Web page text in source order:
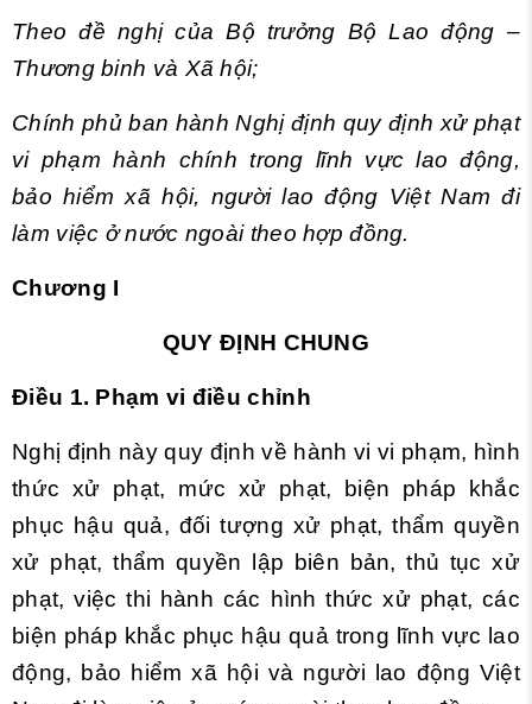
Theo đề nghị của Bộ trưởng Bộ Lao động –
Thương binh và Xã hội;
Chính phủ ban hành Nghị định quy định xử phạt
vi phạm hành chính trong lĩnh vực lao động,
bảo hiểm xã hội, người lao động Việt Nam đi
làm việc ở nước ngoài theo hợp đồng.
Chương I
QUY ĐỊNH CHUNG
Điều 1. Phạm vi điều chỉnh
Nghị định này quy định về hành vi vi phạm, hình
thức xử phạt, mức xử phạt, biện pháp khắc
phục hậu quả, đối tượng xử phạt, thẩm quyền
xử phạt, thẩm quyền lập biên bản, thủ tục xử
phạt, việc thi hành các hình thức xử phạt, các
biện pháp khắc phục hậu quả trong lĩnh vực lao
động, bảo hiểm xã hội và người lao động Việt